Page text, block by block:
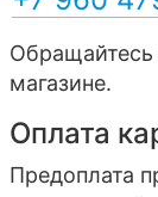
Обращайтесь
магазине.
Оплата
Предоплата